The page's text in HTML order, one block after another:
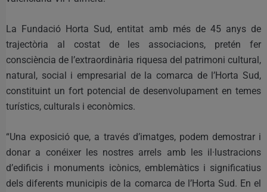
La Fundació Horta Sud, entitat amb més de 45 anys de
trajectòria al costat de les associacions, pretén fer
consciència de l’extraordinària riquesa del patrimoni cultural,
natural, social i empresarial de la comarca de l’Horta Sud,
constituint un fort potencial de desenvolupament en temes
turístics, culturals i econòmics.
“Una exposició que, a través d’imatges, podem demostrar i
donar a conéixer les nostres arrels amb les il·lustracions
d’edificis i monuments icònics, emblemàtics i significatius
dels diferents municipis de la comarca de l’Horta Sud. En el